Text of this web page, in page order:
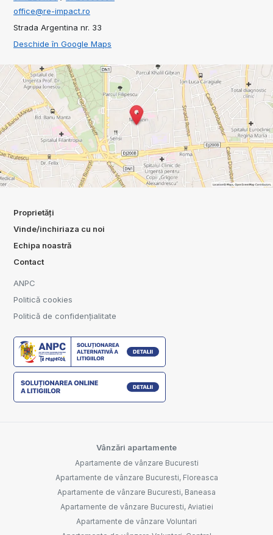
office@re-impact.ro
Strada Argentina nr. 33
Deschide în Google Maps
Proprietăți
Vinde/inchiriaza cu noi
Echipa noastră
Contact
ANPC
Politică cookies
Politică de confidențialitate
Vânzări apartamente
Apartamente de vânzare Bucuresti
Apartamente de vânzare Bucuresti, Floreasca
Apartamente de vânzare Bucuresti, Baneasa
Apartamente de vânzare Bucuresti, Aviatiei
Apartamente de vânzare Voluntari